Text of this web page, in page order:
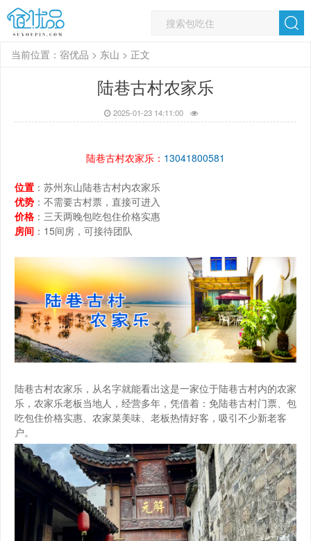
当前位置： 宿优品 > 东山 > 正文
陆巷古村农家乐
2025-01-23 14:11:00
陆巷古村农家乐： 13041800581
位置 ：苏州东山陆巷古村内农家乐
优势 ：不需要古村票，直接可进入
价格 ：三天两晚包吃包住价格实惠
房间 ：15间房，可接待团队
陆巷古村农家乐，从名字就能看出这是一家位于陆巷古村内的农家
乐，农家乐老板当地人，经营多年，凭借着：免陆巷古村门票、包
吃包住价格实惠、农家菜美味、老板热情好客，吸引不少新老客
户。